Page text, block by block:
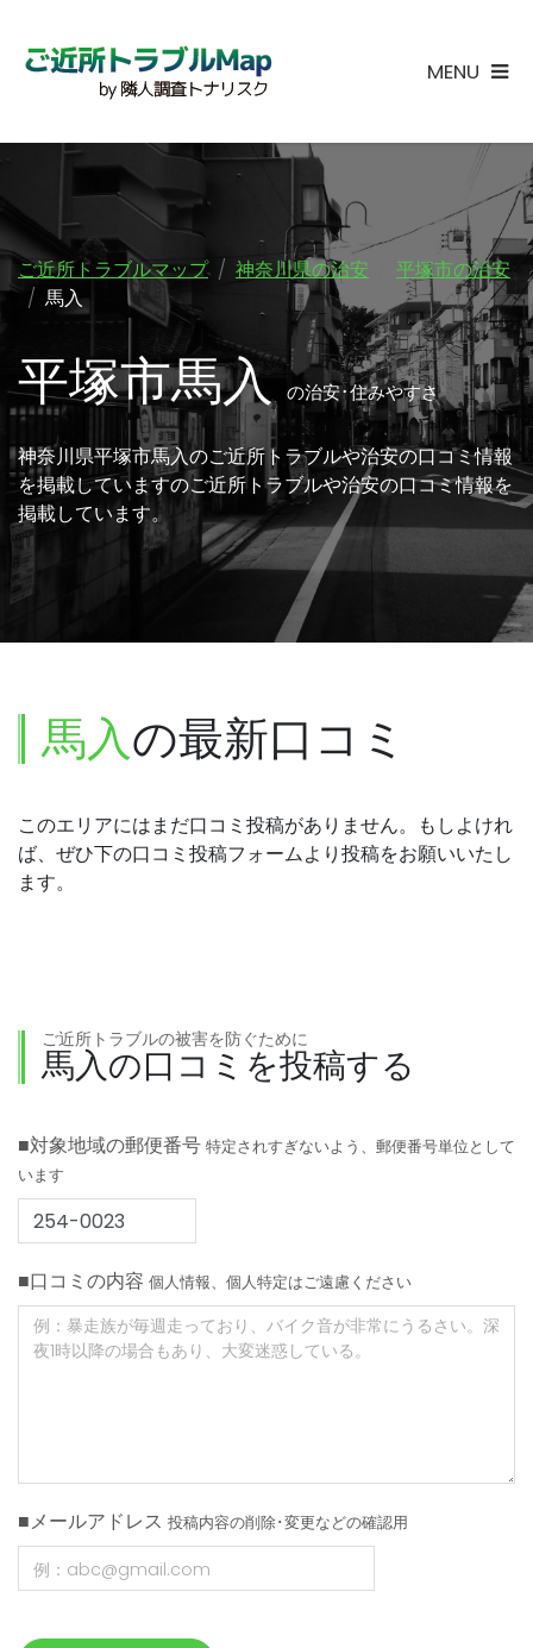
MENU
ご近所トラブルマップ 神奈川県の治安
平塚市の治安
馬入
平塚市馬入の治安･住みやすさ
神奈川県平塚市馬入のご近所トラブルや治安の口コミ情報
を掲載していますのご近所トラブルや治安の口コミ情報を
掲載しています。
馬入の最新口コミ
このエリアにはまだ口コミ投稿がありません。もしよけれ
ば、ぜひ下の口コミ投稿フォームより投稿をお願いいたし
ます。
ご近所トラブルの被害を防ぐために
馬入の口コミを投稿する
■対象地域の郵便番号 特定されすぎないよう、郵便番号単位として
います
■口コミの内容 個人情報、個人特定はご遠慮ください
■メールアドレス 投稿内容の削除･変更などの確認用